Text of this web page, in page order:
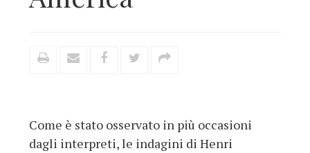
Come è stato osservato in più occasioni
dagli interpreti, le indagini di Henri